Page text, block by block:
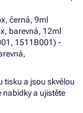
černá, 9ml
barevná, 12ml
1511B001) -
tisku a jsou skvělou
a ujistěte